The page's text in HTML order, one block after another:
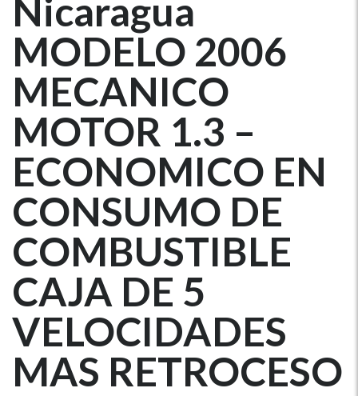
Nicaragua
MODELO 2006
MECANICO
MOTOR 1.3 –
ECONOMICO EN
CONSUMO DE
COMBUSTIBLE
CAJA DE 5
VELOCIDADES
MAS RETROCESO